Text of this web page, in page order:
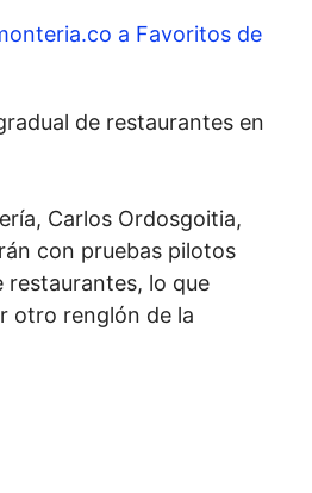
a Favoritos de
de restaurantes en
Carlos Ordosgoitia,
con pruebas pilotos
restaurantes, lo que
otro renglón de la